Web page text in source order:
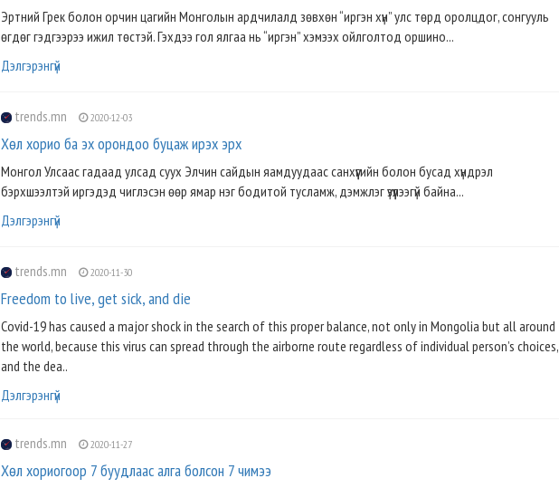
Эртний Грек болон орчин цагийн Монголын ардчилалд зөвхөн “иргэн хүн” улс төрд оролцдог, сонгууль
өгдөг гэдгээрээ ижил төстэй. Гэхдээ гол ялгаа нь “иргэн” хэмээх ойлголтод оршино...
Дэлгэрэнгүй
trends.mn 2020-12-03
Хөл хорио ба эх орондоо буцаж ирэх эрх
Монгол Улсаас гадаад улсад суух Элчин сайдын яамдуудаас санхүүгийн болон бусад хүндрэл
бэрхшээлтэй иргэдэд чиглэсэн өөр ямар нэг бодитой тусламж, дэмжлэг үзүүлээгүй байна...
Дэлгэрэнгүй
trends.mn 2020-11-30
Freedom to live, get sick, and die
Covid-19 has caused a major shock in the search of this proper balance, not only in Mongolia but all around
the world, because this virus can spread through the airborne route regardless of individual person’s choices,
and the dea..
Дэлгэрэнгүй
trends.mn 2020-11-27
Хөл хориогоор 7 буудлаас алга болсон 7 чимээ